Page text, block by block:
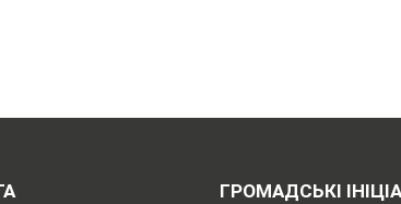
ГРОМАДСЬКІ